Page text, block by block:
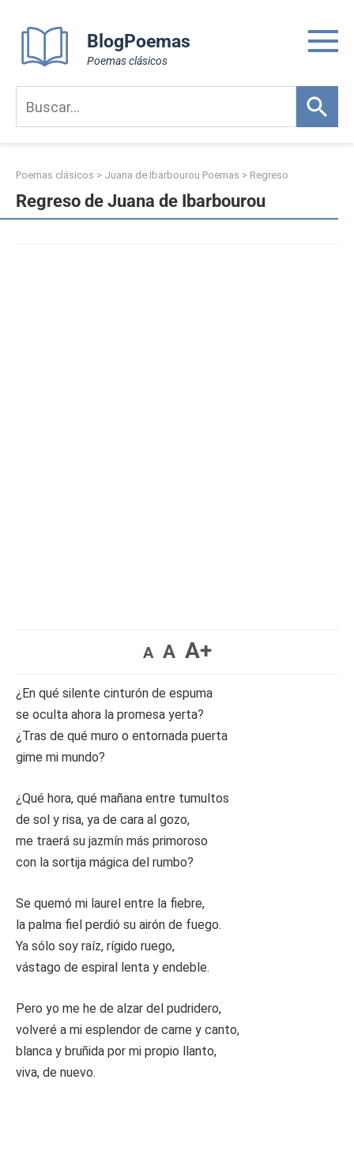
content
BlogPoemas
Poemas clásicos
Poemas clásicos > Juana de Ibarbourou Poemas > Regreso
Regreso de Juana de Ibarbourou
A A A+
¿En qué silente cinturón de espuma
se oculta ahora la promesa yerta?
¿Tras de qué muro o entornada puerta
gime mi mundo?
¿Qué hora, qué mañana entre tumultos
de sol y risa, ya de cara al gozo,
me traerá su jazmín más primoroso
con la sortija mágica del rumbo?
Se quemó mi laurel entre la fiebre,
la palma fiel perdió su airón de fuego.
Ya sólo soy raíz, rígido ruego,
vástago de espiral lenta y endeble.
Pero yo me he de alzar del pudridero,
volveré a mi esplendor de carne y canto,
blanca y bruñida por mi propio llanto,
viva, de nuevo.